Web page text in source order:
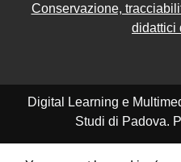
Conservazione,
didattici
Digital Learning e
Studi di Padova.